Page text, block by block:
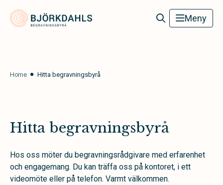
Björkdahls Begravningsbyrå Meny
Home Hitta begravningsbyrå
Hitta begravningsbyrå
Hos oss möter du begravningsrådgivare med erfarenhet
och engagemang. Du kan träffa oss på kontoret, i ett
videomöte eller på telefon. Varmt välkommen.